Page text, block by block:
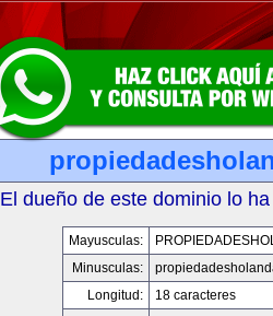
El dueño de este dominio lo
Mayusculas:
Minusculas:
Longitud:
18 caracteres